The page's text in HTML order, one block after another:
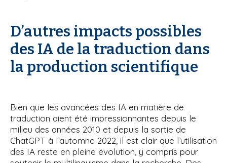
D’autres impacts possibles
des IA de la traduction dans
la production scientifique
Bien que les avancées des IA en matière de
traduction aient été impressionnantes depuis le
milieu des années 2010 et depuis la sortie de
ChatGPT à l’automne 2022, il est clair que l’utilisation
des IA reste en pleine évolution, y compris pour